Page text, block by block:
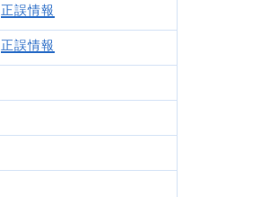
正誤情報
正誤情報